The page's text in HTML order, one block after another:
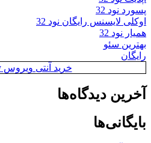
پسورد نود 32
اوکلی لایسنس رایگان نود 32
همیار نود 32
بهترین سئو
رایگان
خرید آنتی ویروس Kaspersky
آخرین دیدگاه‌ها
بایگانی‌ها